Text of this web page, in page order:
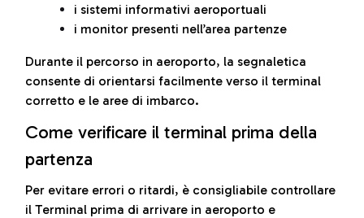
i sistemi informativi aeroportuali
i monitor presenti nell’area partenze
Durante il percorso in aeroporto, la segnaletica
consente di orientarsi facilmente verso il terminal
corretto e le aree di imbarco.
Come verificare il terminal prima della
partenza
Per evitare errori o ritardi, è consigliabile controllare
il Terminal prima di arrivare in aeroporto e